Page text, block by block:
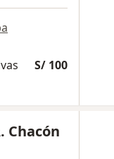
S/ 100
Chacón